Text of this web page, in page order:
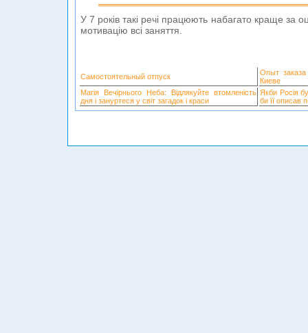
У 7 років такі речі працюють набагато краще за
мотивацію всі заняття.
Самостоятельный отпуск
Опыт
Киеве
Магія Вечірнього Неба: Відлякуйте втомленість
дня і зануртеся у світ загадок і краси
Якби Росія
би її описав